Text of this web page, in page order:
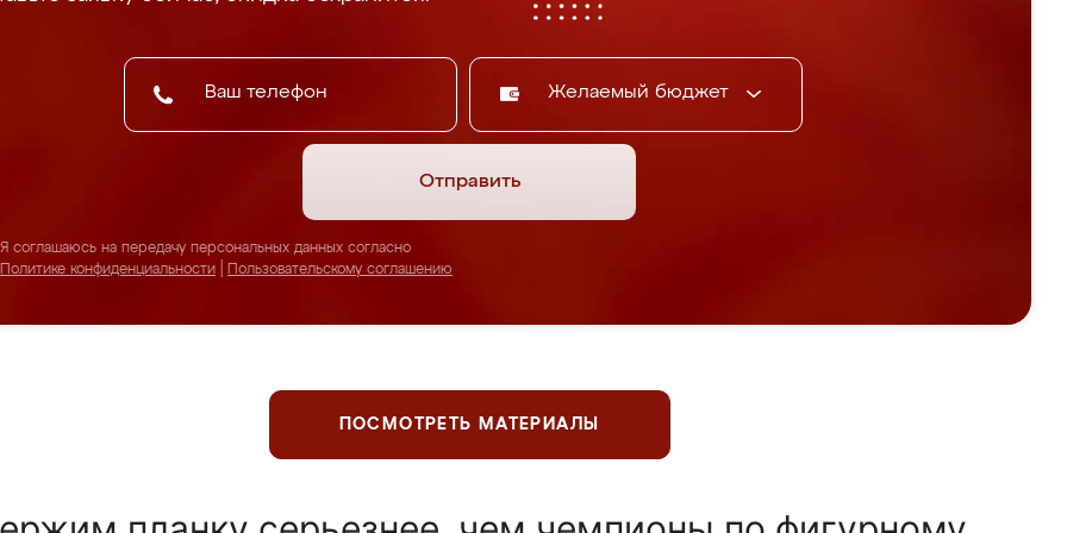
Желаемый бюджет
Отправить
Я соглашаюсь на передачу персональных данных согласно
Политике конфиденциальности
Пользовательскому соглашению
ПОСМОТРЕТЬ МАТЕРИАЛЫ